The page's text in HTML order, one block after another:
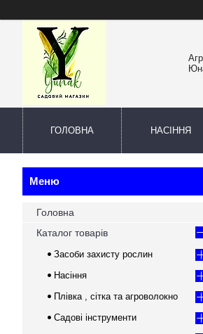
ГОЛОВНА НАСІННЯ
Головна
Каталог товарів
Засоби захисту рослин
Насіння
Плівка , сітка та агроволокно
Садові інструменти